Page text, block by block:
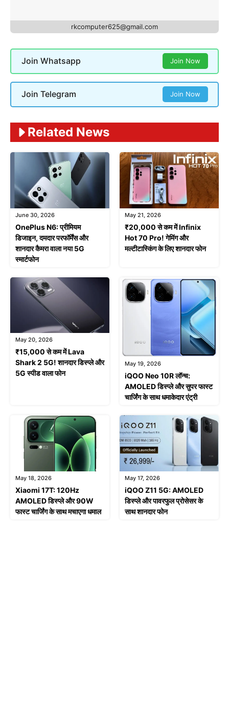
rkcomputer625@gmail.com
Join Whatsapp Join Now
Join Telegram Join Now
Related News
June 30, 2026
OnePlus N6: प्रीमियम
डिजाइन, दमदार परफॉर्मेंस और
शानदार कैमरा वाला नया 5G
स्मार्टफोन
May 21, 2026
₹20,000 से कम में Infinix
Hot 70 Pro! गेमिंग और
मल्टीटास्किंग के लिए शानदार फोन
May 20, 2026
₹15,000 से कम में Lava
Shark 2 5G! शानदार डिस्प्ले और
5G स्पीड वाला फोन
May 19, 2026
iQOO Neo 10R लॉन्च:
AMOLED डिस्प्ले और सुपर फास्ट
चार्जिंग के साथ धमाकेदार एंट्री
May 18, 2026
Xiaomi 17T: 120Hz
AMOLED डिस्प्ले और 90W
फास्ट चार्जिंग के साथ मचाएगा धमाल
May 17, 2026
iQOO Z11 5G: AMOLED
डिस्प्ले और पावरफुल प्रोसेसर के
साथ शानदार फोन